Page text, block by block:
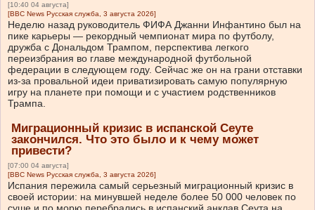
[10:40 04 августа]
[BBC News Русская служба, 3 августа 2026]
Неделю назад руководитель ФИФА Джанни Инфантино был на
пике карьеры — рекордный чемпионат мира по футболу,
дружба с Дональдом Трампом, перспектива легкого
переизбрания во главе международной футбольной
федерации в следующем году. Сейчас же он на грани отставки
из-за провальной идеи приватизировать самую популярную
игру на планете при помощи и с участием родственников
Трампа.
Миграционный кризис в испанской Сеуте
закончился. Что это было и к чему может
привести?
[07:00 04 августа]
[BBC News Русская служба, 3 августа 2026]
Испания пережила самый серьезный миграционный кризис в
своей истории: на минувшей неделе более 50 000 человек по